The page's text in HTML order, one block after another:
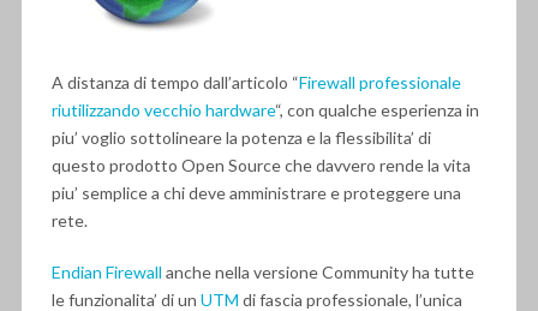
A distanza di tempo dall’articolo “Firewall professionale
riutilizzando vecchio hardware“, con qualche esperienza in
piu’ voglio sottolineare la potenza e la flessibilita’ di
questo prodotto Open Source che davvero rende la vita
piu’ semplice a chi deve amministrare e proteggere una
rete.
Endian Firewall anche nella versione Community ha tutte
le funzionalita’ di un UTM di fascia professionale, l’unica